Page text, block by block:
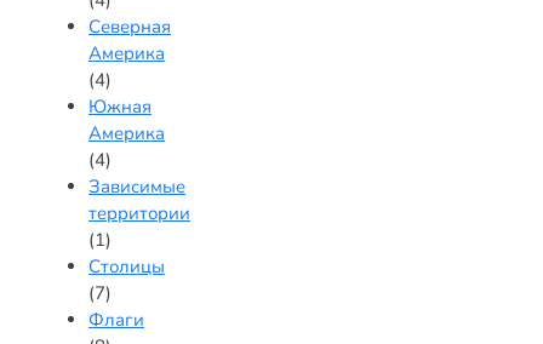
Северная
Америка
(4)
Южная
Америка
(4)
Зависимые
территории
(1)
Столицы
(7)
Флаги